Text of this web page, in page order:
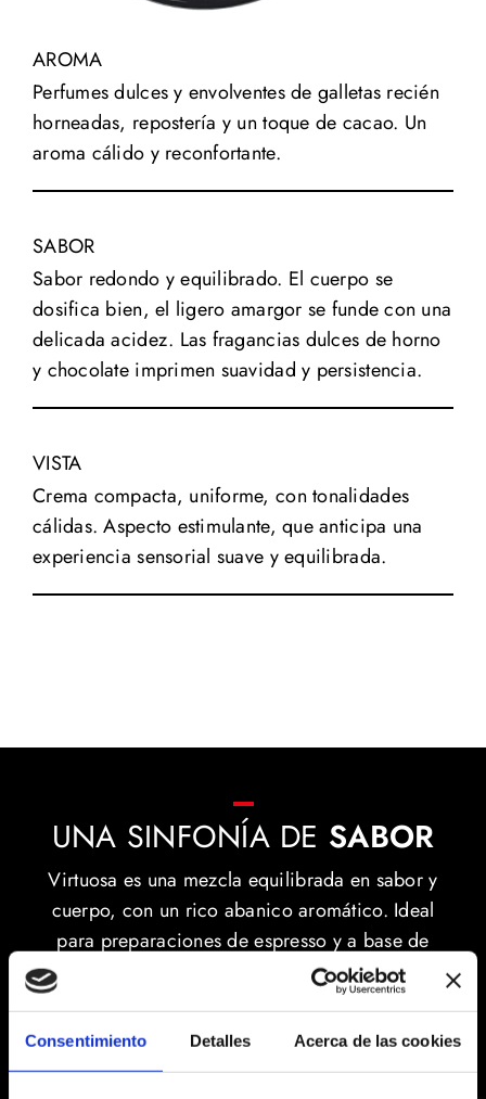
Consentimiento Detalles Acerca de las cookies
AROMA
Perfumes dulces y envolventes de galletas recién
horneadas, repostería y un toque de cacao. Un
aroma cálido y reconfortante.
SABOR
Sabor redondo y equilibrado. El cuerpo se
dosifica bien, el ligero amargor se funde con una
delicada acidez. Las fragancias dulces de horno
y chocolate imprimen suavidad y persistencia.
VISTA
Crema compacta, uniforme, con tonalidades
cálidas. Aspecto estimulante, que anticipa una
experiencia sensorial suave y equilibrada.
UNA SINFONÍA DE SABOR
Virtuosa es una mezcla equilibrada en sabor y
cuerpo, con un rico abanico aromático. Ideal
para preparaciones de espresso y a base de